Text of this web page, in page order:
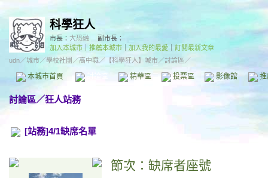
科學狂人
市長： 大恐融
副市長：
加入本城市
推薦本城市 加入我的最愛
訂閱最新文章
udn／城市／學校社團 ／高中職／ 【科學狂人】城市／討論區／
本城市首頁 精華區 投票區 影像館
討論區／狂人站務
[站務]4/1缺席名單
節次：缺席者座號